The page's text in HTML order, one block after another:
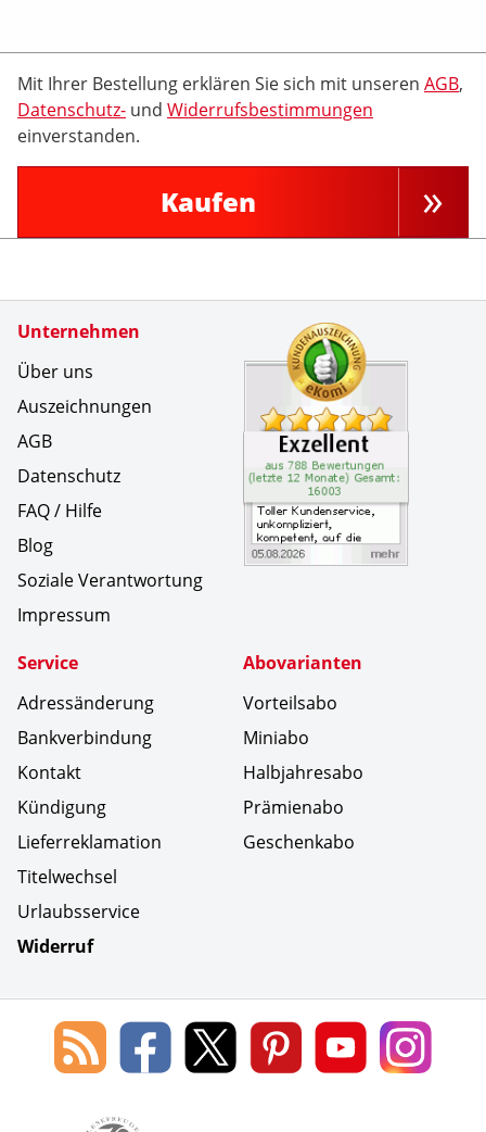
Mit Ihrer Bestellung erklären Sie sich mit unseren AGB,
Datenschutz- und Widerrufsbestimmungen
einverstanden.
Kaufen
Unternehmen
Über uns
Auszeichnungen
AGB
Datenschutz
FAQ / Hilfe
Blog
Soziale Verantwortung
Impressum
Service
Adressänderung
Bankverbindung
Kontakt
Kündigung
Lieferreklamation
Titelwechsel
Urlaubsservice
Widerruf
Abovarianten
Vorteilsabo
Miniabo
Halbjahresabo
Prämienabo
Geschenkabo
Zertifikate
Social Media
Blog
des
Leserservice
Lorenz
Leserservice
Lorenz
Leserservice
Lorenz
Leserservice
Lorenz
Leserservice
Lorenz